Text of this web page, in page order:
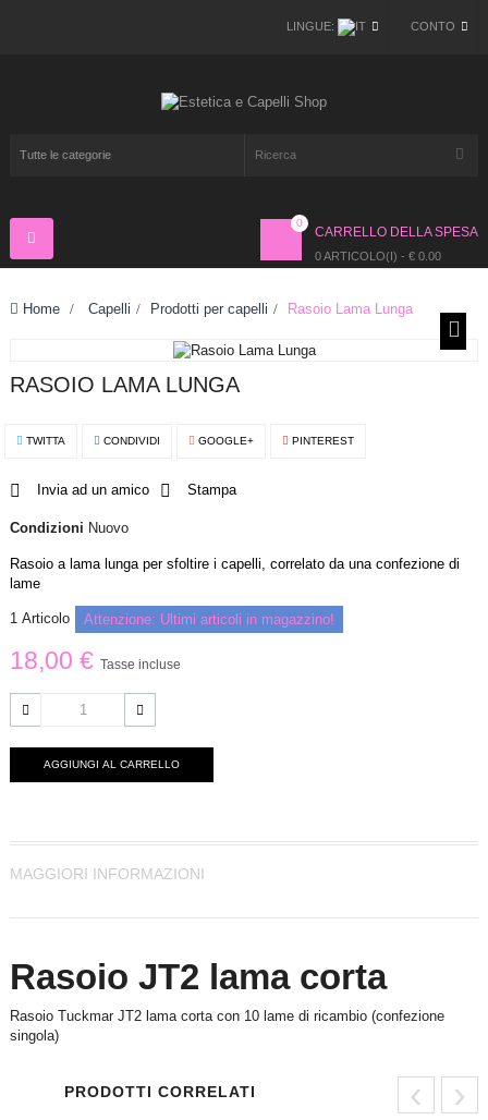
CONTO
LINGUE:
CARRELLO DELLA SPESA
0 ARTICOLO(I) - € 0.00
0
Navigazione
Toggle
Home > Capelli > Prodotti per capelli > Rasoio Lama Lunga
RASOIO LAMA LUNGA
TWITTA CONDIVIDI GOOGLE+ PINTEREST
Invia ad un amico Stampa
Condizioni Nuovo
Rasoio a lama lunga per sfoltire i capelli, correlato da una confezione di
lame
1 Articolo Attenzione: Ultimi articoli in magazzino!
18,00 € Tasse incluse
AGGIUNGI AL CARRELLO
MAGGIORI INFORMAZIONI
Rasoio JT2 lama corta
Rasoio Tuckmar JT2 lama corta con 10 lame di ricambio (confezione
singola)
PRODOTTI CORRELATI ‹ ›